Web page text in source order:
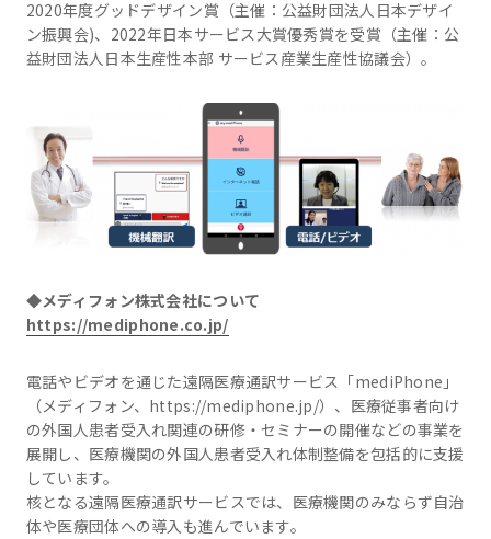
2020年度グッドデザイン賞（主催：公益財団法人日本デザイ
ン振興会)、2022年日本サービス大賞優秀賞を受賞（主催：公
益財団法人日本生産性本部 サービス産業生産性協議会）。
◆メディフォン株式会社について
https://mediphone.co.jp/
電話やビデオを通じた遠隔医療通訳サービス「mediPhone」
（メディフォン、https://mediphone.jp/）、医療従事者向け
の外国人患者受入れ関連の研修・セミナーの開催などの事業を
展開し、医療機関の外国人患者受入れ体制整備を包括的に支援
しています。
核となる遠隔医療通訳サービスでは、医療機関のみならず自治
体や医療団体への導入も進んでいます。